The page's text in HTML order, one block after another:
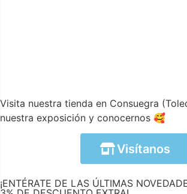
Visita nuestra tienda en Consuegra
nuestra exposición y conocernos 🥰
Visítanos
¡ENTÉRATE DE LAS ÚLTIMAS